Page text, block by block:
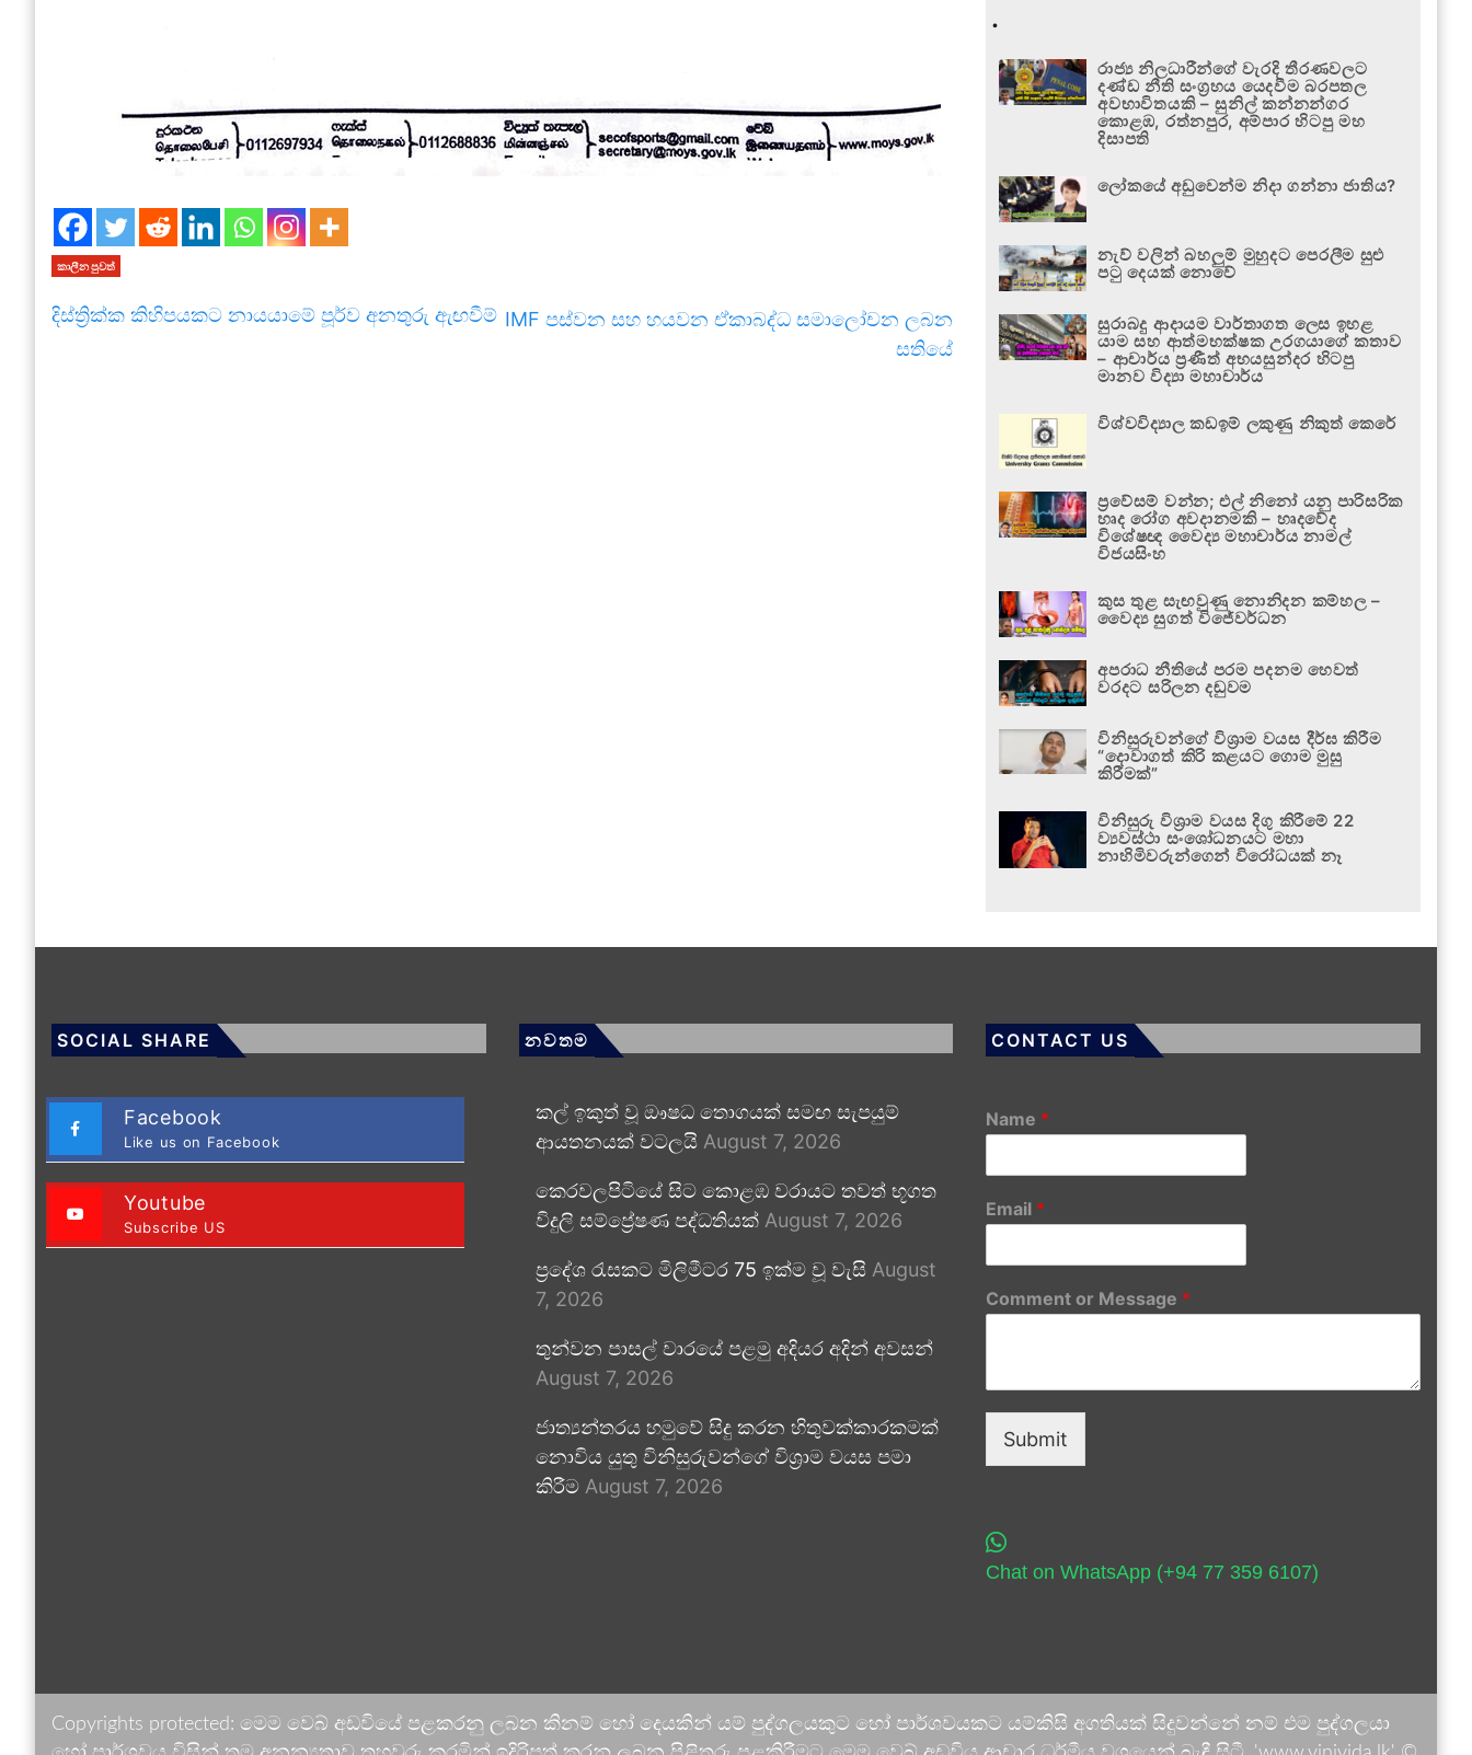
කාලීන පුවත්
දිස්ත්‍රික්ක කිහිපයකට නායයාමේ පූර්ව අනතුරු ඇඟවීම් IMF පස්වන සහ හයවන ඒකාබද්ධ සමාලෝචන ලබන
සතියේ
.
රාජ්‍ය නිලධාරීන්ගේ වැරදි තීරණවලට
දණ්ඩ නීති සංග්‍රහය යෙදවීම බරපතල
අවභාවිතයකි – සුනිල් කන්නන්ගර
කොළඹ, රත්නපුර, අම්පාර හිටපු මහ
දිසාපති
ලෝකයේ අඩුවෙන්ම නිදා ගන්නා ජාතිය?
නැව් වලින් බහලුම් මුහුදට පෙරලීම සුළු
පටු දෙයක් නොවේ
සුරාබදු ආදායම වාර්තාගත ලෙස ඉහළ
යාම සහ ආත්මභක්ෂක උරගයාගේ කතාව
– ආචාර්ය ප්‍රණීත් අභයසුන්දර හිටපු
මානව විද්‍යා මහාචාර්ය
විශ්වවිද්‍යාල කඩඉම් ලකුණු නිකුත් කෙරේ
ප්‍රවේසම් වන්න; එල් නිනෝ යනු පාරිසරික
හෘද රෝග අවදානමකි – හෘදවේද
විශේෂඥ වෛද්‍ය මහාචාර්ය නාමල්
විජයසිංහ
කුස තුළ සැඟවුණු නොනිදන කම්හල –
වෛද්‍ය සුගත් විජේවර්ධන
අපරාධ නීතියේ පරම පදනම හෙවත්
වරදට සරිලන දඬුවම
විනිසුරුවන්ගේ විශ්‍රාම වයස දීර්ඝ කිරීම
“දොවාගත් කිරි කළයට ගොම මුසු
කිරීමක්”
විනිසුරු විශ්‍රාම වයස දිගු කිරීමේ 22
ව්‍යවස්ථා සංශෝධනයට මහා
නාහිමිවරුන්ගෙන් විරෝධයක් නෑ
SOCIAL SHARE
Facebook
Like us on Facebook
Youtube
Subscribe US
නවතම
කල් ඉකුත් වූ ඖෂධ තොගයක් සමඟ සැපයුම්
ආයතනයක් වටලයි August 7, 2026
කෙරවලපිටියේ සිට කොළඹ වරායට තවත් භූගත
විදුලි සම්ප්‍රේෂණ පද්ධතියක් August 7, 2026
ප්‍රදේශ රැසකට මිලිමීටර 75 ඉක්ම වූ වැසි August
7, 2026
තුන්වන පාසල් වාරයේ පළමු අදියර අදින් අවසන්
August 7, 2026
ජාත්‍යන්තරය හමුවේ සිදු කරන හිතුවක්කාරකමක්
නොවිය යුතු විනිසුරුවන්ගේ විශ්‍රාම වයස පමා
කිරීම August 7, 2026
CONTACT US
Name *
Email *
Comment or Message *
Submit
Chat on WhatsApp (+94 77 359 6107)
Copyrights protected: මෙම වෙබ් අඩවියේ පළකරනු ලබන කිනම් හෝ දෙයකින් යම් පුද්ගලයකුට හෝ පාර්ශවයකට යම්කිසි අගතියක් සිදුවන්නේ නම් එම පුද්ගලයා